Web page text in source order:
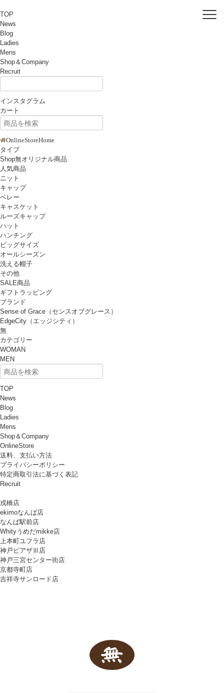
TOP
News
Blog
Ladies
Mens
Shop＆Company
Recruit
インスタグラム
カート
OnlineStoreHome
タイプ
Shop無オリジナル商品
人気商品
ニット
キャップ
ベレー
キャスケット
ルーズキャップ
ハット
ハンチング
ビッグサイズ
オールシーズン
洗える帽子
その他
SALE商品
ギフトラッピング
ブランド
Sense of Grace（センスオブグレース）
EdgeCity（エッジシティ）
無
カテゴリー
WOMAN
MEN
TOP
News
Blog
Ladies
Mens
Shop＆Company
OnlineStore
送料、支払い方法
プライバシーポリシー
特定商取引法に基づく表記
Recruit
戎橋店
ekimoなんば店
なんば駅前店
Whityうめだmikke店
上本町ユフラ店
神戸ピアザⅢ店
神戸三宮センター街店
京都寺町店
吉祥寺サンロード店